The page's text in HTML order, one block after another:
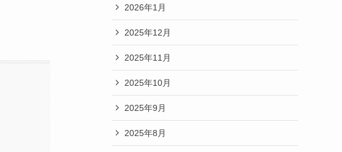
2026年1月
2025年12月
2025年11月
2025年10月
2025年9月
2025年8月